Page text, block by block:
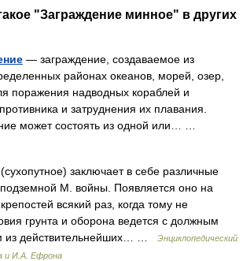
"Заграждение минное" в других
— заграждение, создаваемое из
районах океанов, морей, озер,
поражения надводных кораблей и
и затруднения их плавания.
может состоять из одной или… …
заключает в себе различные
М. войны. Появляется оно на
всякий раз, когда тому не
грунта и оборона ведется с должным
из действительнейших… …
Энциклопедический
и И.А. Ефрона